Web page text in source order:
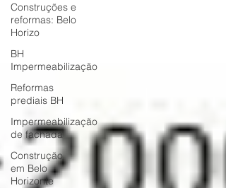
Construções e
reformas: Belo
Horizo
BH
Impermeabilização
Reformas
prediais BH
Impermeabilização
de fachada
Construção
em Belo
Horizonte